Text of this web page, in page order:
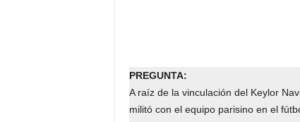
PREGUNTA:
A raíz de la vinculación del Keylor
militó con el equipo parisino en el